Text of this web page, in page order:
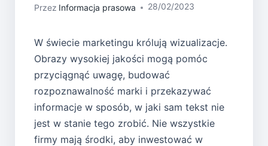
Przez Informacja prasowa 28/02/2023
W świecie marketingu królują wizualizacje.
Obrazy wysokiej jakości mogą pomóc
przyciągnąć uwagę, budować
rozpoznawalność marki i przekazywać
informacje w sposób, w jaki sam tekst nie
jest w stanie tego zrobić. Nie wszystkie
firmy mają środki, aby inwestować w